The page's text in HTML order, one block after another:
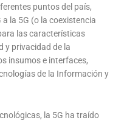
puntos del país,
la 5G (o la coexistencia
las características
y privacidad de la
insumos e interfaces,
de la Información y
la 5G ha traído